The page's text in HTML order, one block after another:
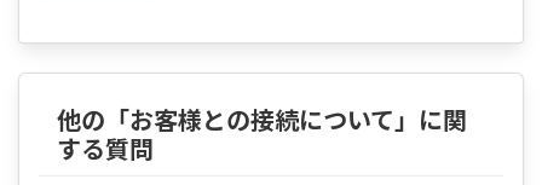
他の「お客様との接続について」に関
する質問